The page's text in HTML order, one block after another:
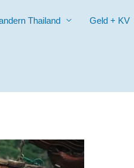
Thailand Geld + KV